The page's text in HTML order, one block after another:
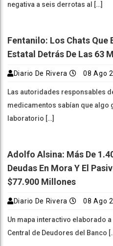
negativa a seis derrotas al […]
Fentanilo: Los Chats Que
Estatal Detrás De Las 63
Diario De Rivera 08 Ago
Las autoridades responsables
medicamentos sabían que algo
laboratorio […]
Adolfo Alsina: Más De
Deudas En Mora Y El
$77.900 Millones
Diario De Rivera 08 Ago
Un mapa interactivo elaborado
Central de Deudores del Banco